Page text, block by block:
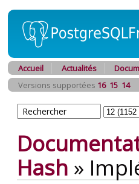
Accueil Actualités
Versions supportées 16 15 14
Hash »